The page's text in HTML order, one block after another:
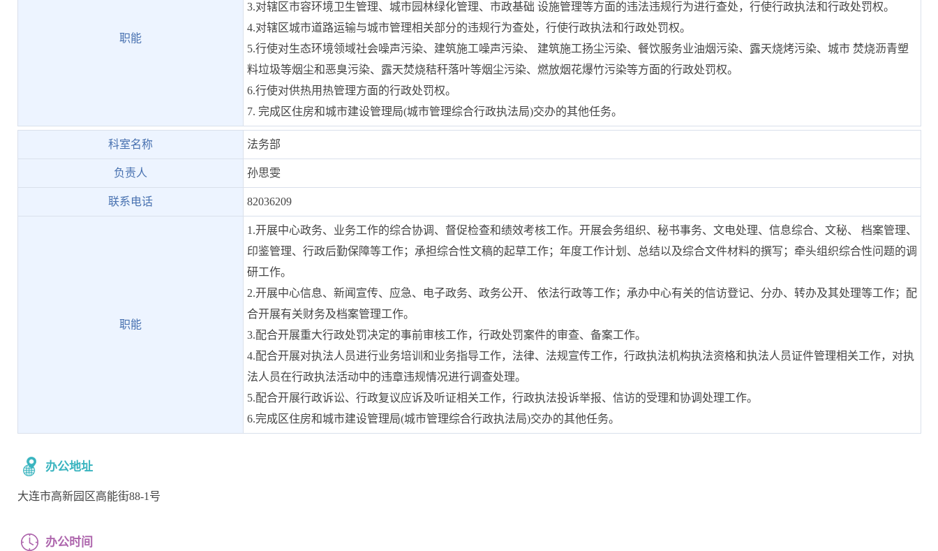
职能
3.对辖区市容环境卫生管理、城市园林绿化管理、市政基础 设施管理等方面的违法违规行为进行查处，行使行政执法和行政处罚权。
4.对辖区城市道路运输与城市管理相关部分的违规行为查处，行使行政执法和行政处罚权。
5.行使对生态环境领域社会噪声污染、建筑施工噪声污染、 建筑施工扬尘污染、餐饮服务业油烟污染、露天烧烤污染、城市 焚烧沥青塑
料垃圾等烟尘和恶臭污染、露天焚烧秸秆落叶等烟尘污染、燃放烟花爆竹污染等方面的行政处罚权。
6.行使对供热用热管理方面的行政处罚权。
7. 完成区住房和城市建设管理局(城市管理综合行政执法局)交办的其他任务。
科室名称 法务部
负责人 孙思雯
联系电话 82036209
职能
1.开展中心政务、业务工作的综合协调、督促检查和绩效考核工作。开展会务组织、秘书事务、文电处理、信息综合、文秘、 档案管理、
印鉴管理、行政后勤保障等工作；承担综合性文稿的起草工作；年度工作计划、总结以及综合文件材料的撰写；牵头组织综合性问题的调
研工作。
2.开展中心信息、新闻宣传、应急、电子政务、政务公开、 依法行政等工作；承办中心有关的信访登记、分办、转办及其处理等工作；配
合开展有关财务及档案管理工作。
3.配合开展重大行政处罚决定的事前审核工作，行政处罚案件的审查、备案工作。
4.配合开展对执法人员进行业务培训和业务指导工作，法律、法规宣传工作，行政执法机构执法资格和执法人员证件管理相关工作，对执
法人员在行政执法活动中的违章违规情况进行调查处理。
5.配合开展行政诉讼、行政复议应诉及听证相关工作，行政执法投诉举报、信访的受理和协调处理工作。
6.完成区住房和城市建设管理局(城市管理综合行政执法局)交办的其他任务。
办公地址
大连市高新园区高能街88-1号
办公时间